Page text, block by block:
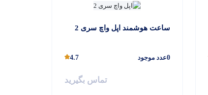
ساعت هوشمند اپل واچ سری 2
0عدد موجود 4.7
تماس بگیرید